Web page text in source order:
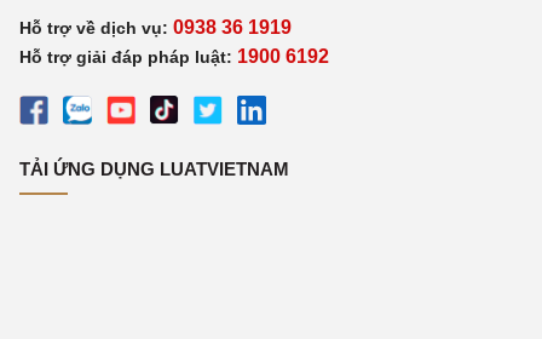
Hỗ trợ về dịch vụ: 0938 36 1919
Hỗ trợ giải đáp pháp luật: 1900 6192
TẢI ỨNG DỤNG LUATVIETNAM